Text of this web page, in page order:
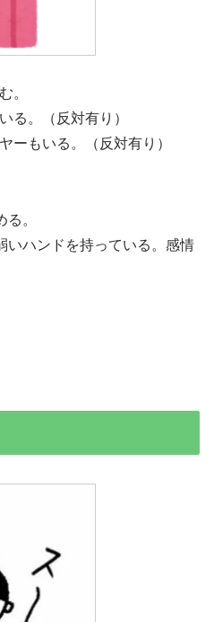
。
る。（反対有り）
ーもいる。（反対有り）
。
いハンドを持っている。感情